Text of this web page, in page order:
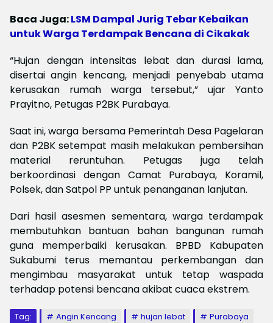
Baca Juga:LSM Dampal Jurig Tebar Kebaikan
untuk Warga Terdampak Bencana di Cikakak
“Hujan dengan intensitas lebat dan durasi lama,
disertai angin kencang, menjadi penyebab utama
kerusakan rumah warga tersebut,” ujar Yanto
Prayitno, Petugas P2BK Purabaya.
Saat ini, warga bersama Pemerintah Desa Pagelaran
dan P2BK setempat masih melakukan pembersihan
material reruntuhan. Petugas juga telah
berkoordinasi dengan Camat Purabaya, Koramil,
Polsek, dan Satpol PP untuk penanganan lanjutan.
Dari hasil asesmen sementara, warga terdampak
membutuhkan bantuan bahan bangunan rumah
guna memperbaiki kerusakan. BPBD Kabupaten
Sukabumi terus memantau perkembangan dan
mengimbau masyarakat untuk tetap waspada
terhadap potensi bencana akibat cuaca ekstrem.
Tag: Angin Kencang hujan lebat
Purabaya